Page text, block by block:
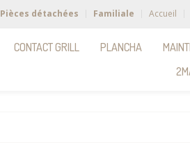
Pièces détachées Familiale Accueil
CONTACT GRILL PLANCHA